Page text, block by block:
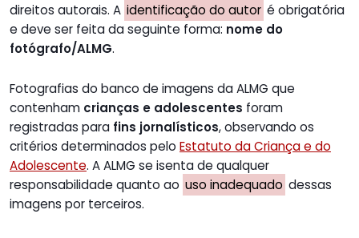
direitos autorais. A identificação do autor é obrigatória
e deve ser feita da seguinte forma: nome do
fotógrafo/ALMG.
Fotografias do banco de imagens da ALMG que
contenham crianças e adolescentes foram
registradas para fins jornalísticos, observando os
critérios determinados pelo Estatuto da Criança e do
Adolescente. A ALMG se isenta de qualquer
responsabilidade quanto ao uso inadequado dessas
imagens por terceiros.